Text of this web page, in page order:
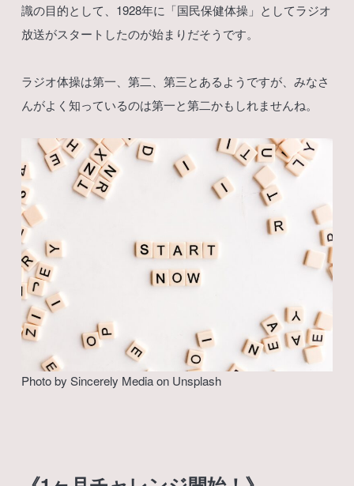
識の目的として、1928年に「国民保健体操」としてラジオ
放送がスタートしたのが始まりだそうです。
ラジオ体操は第一、第二、第三とあるようですが、みなさ
んがよく知っているのは第一と第二かもしれませんね。
Photo bySincerely Mediaon Unsplash